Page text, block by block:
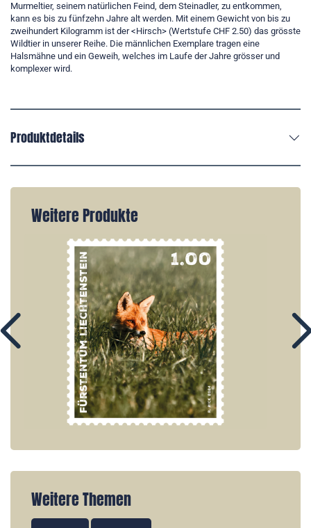
Murmeltier, seinem natürlichen Feind, dem Steinadler, zu entkommen,
kann es bis zu fünfzehn Jahre alt werden. Mit einem Gewicht von bis zu
zweihundert Kilogramm ist der <Hirsch> (Wertstufe CHF 2.50) das grösste
Wildtier in unserer Reihe. Die männlichen Exemplare tragen eine
Halsmähne und ein Geweih, welches im Laufe der Jahre grösser und
komplexer wird.
Produktdetails
Weitere Produkte
Weitere Themen